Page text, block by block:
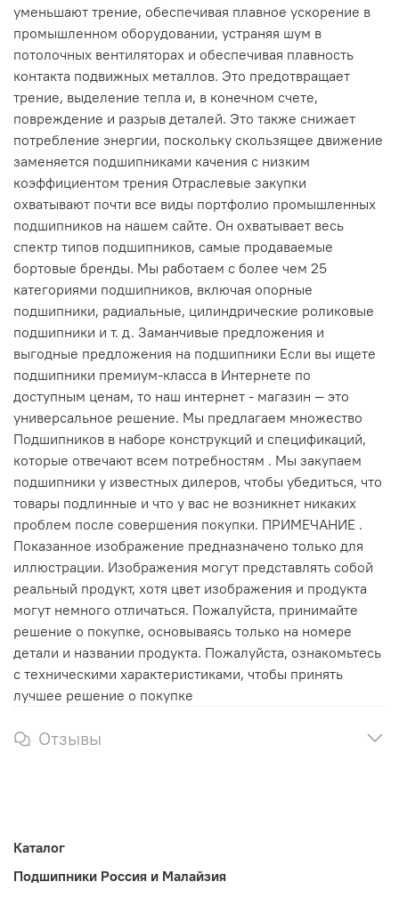
уменьшают трение, обеспечивая плавное ускорение в
промышленном оборудовании, устраняя шум в
потолочных вентиляторах и обеспечивая плавность
контакта подвижных металлов. Это предотвращает
трение, выделение тепла и, в конечном счете,
повреждение и разрыв деталей. Это также снижает
потребление энергии, поскольку скользящее движение
заменяется подшипниками качения с низким
коэффициентом трения Отраслевые закупки
охватывают почти все виды портфолио промышленных
подшипников на нашем сайте. Он охватывает весь
спектр типов подшипников, самые продаваемые
бортовые бренды. Мы работаем с более чем 25
категориями подшипников, включая опорные
подшипники, радиальные, цилиндрические роликовые
подшипники и т. д. Заманчивые предложения и
выгодные предложения на подшипники Если вы ищете
подшипники премиум-класса в Интернете по
доступным ценам, то наш интернет - магазин — это
универсальное решение. Мы предлагаем множество
Подшипников в наборе конструкций и спецификаций,
которые отвечают всем потребностям . Мы закупаем
подшипники у известных дилеров, чтобы убедиться, что
товары подлинные и что у вас не возникнет никаких
проблем после совершения покупки. ПРИМЕЧАНИЕ .
Показанное изображение предназначено только для
иллюстрации. Изображения могут представлять собой
реальный продукт, хотя цвет изображения и продукта
могут немного отличаться. Пожалуйста, принимайте
решение о покупке, основываясь только на номере
детали и названии продукта. Пожалуйста, ознакомьтесь
с техническими характеристиками, чтобы принять
лучшее решение о покупке
Отзывы
Каталог
Подшипники Россия и Малайзия